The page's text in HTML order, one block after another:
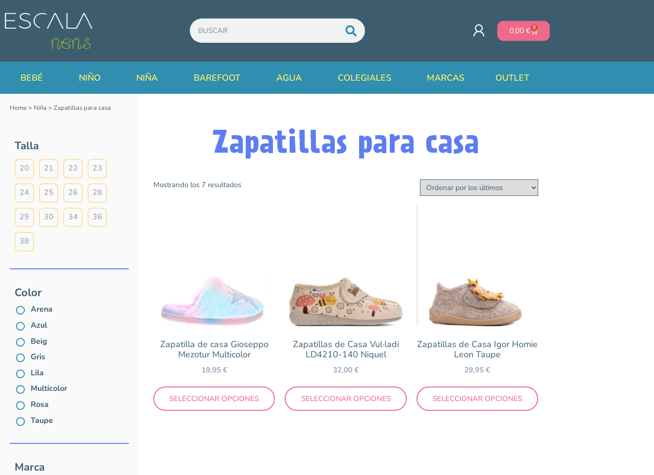
0,00 € 0
BEBÉ NIÑO NIÑA BAREFOOT AGUA COLEGIALES MARCAS OUTLET
Home> Niña > Zapatillas para casa
Talla
20 21 22 23
24 25 26 28
29 30 34 36
38
Color
Arena
Azul
Beig
Gris
Lila
Multicolor
Rosa
Taupe
Marca
Zapatillas para casa
Beig
Gris
Lila
Multicolor
Taupe
Mostrando los 7 resultados
Zapatilla de casa Gioseppo
Mezotur Multicolor
19,95€
SELECCIONAR OPCIONES
Zapatillas de Casa Vul·ladi
LD4210-140 Niquel
32,00€
SELECCIONAR OPCIONES
Zapatillas de Casa Igor Homie
Leon Taupe
29,95€
SELECCIONAR OPCIONES